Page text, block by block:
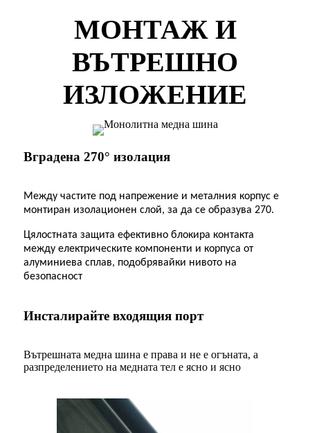
МОНТАЖ И
ВЪТРЕШНО
ИЗЛОЖЕНИЕ
Вградена 270° изолация
Между частите под напрежение и металния корпус е
монтиран изолационен слой, за да се образува 270.
Цялостната защита ефективно блокира контакта
между електрическите компоненти и корпуса от
алуминиева сплав, подобрявайки нивото на
безопасност
Инсталирайте входящия порт
Вътрешната медна шина е права и не е огъната, а
разпределението на медната тел е ясно и ясно